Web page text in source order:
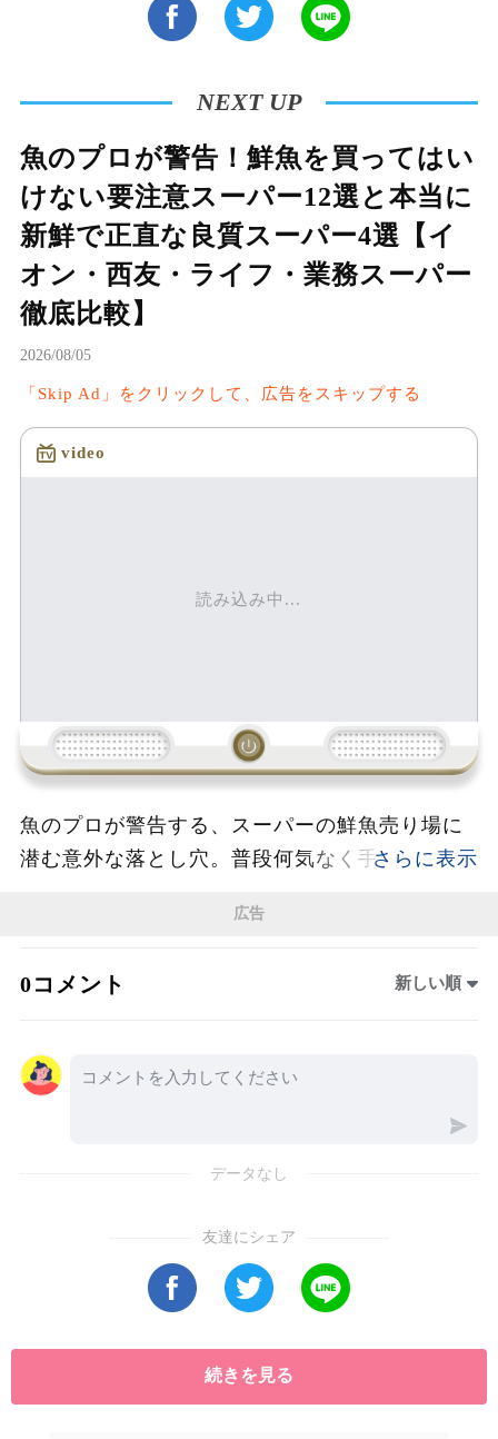
普及するという見方には疑問の声もある。充電
NEXT UP
魚のプロが警告！鮮魚を買ってはい
けない要注意スーパー12選と本当に
新鮮で正直な良質スーパー4選【イ
オン・西友・ライフ・業務スーパー
徹底比較】
2026/08/05
「Skip Ad」をクリックして、広告をスキップする
video
読み込み中...
魚のプロが警告する、スーパーの鮮魚売り場に
潜む意外な落とし穴。普段何気なく手に取って
通りの魚なのでしょうか。実は、加工や冷凍流
ている場合があります。本記事では、イオン、
するスーパーの鮮魚事情を徹底比較。安さや見
た目だけでは判断できない「注意すべきスーパ
ー12選」と、魚の品質や透明性を重視する「本
販売、産地や加工情報の不足、そして大量流通
による鮮度管理の難しさです。氷の上に美しく
並べられた魚でも、必ずしも水揚げ直後の鮮魚
広告
0コメント 新しい順
データなし
友達にシェア
続きを見る